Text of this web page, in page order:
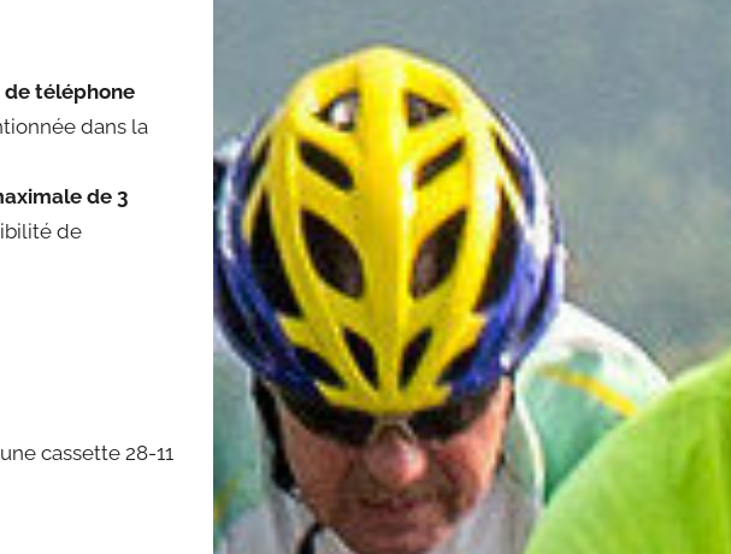
de téléphone
dans la
de 3
de
cassette 28-11